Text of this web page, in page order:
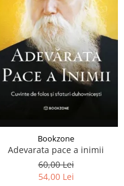
Bookzone
Adevarata pace a inimii
60,00 Lei
54,00 Lei